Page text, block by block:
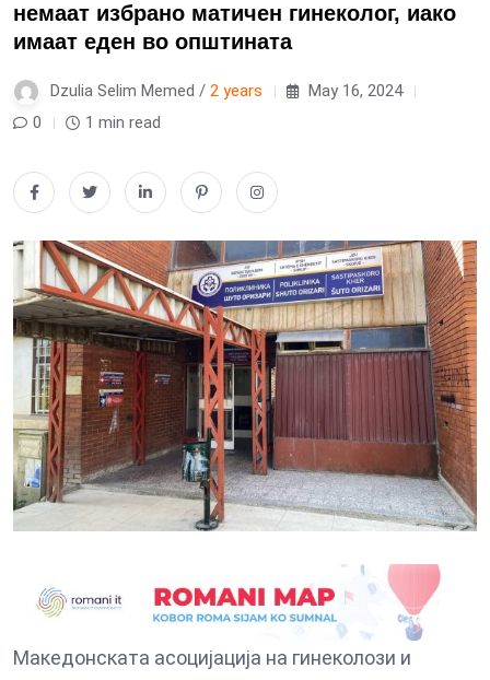
немаат избрано матичен гинеколог, иако
имаат еден во општината
Dzulia Selim Memed / 2 years
May 16, 2024
0
1 min read
Македонската асоцијација на гинеколози и